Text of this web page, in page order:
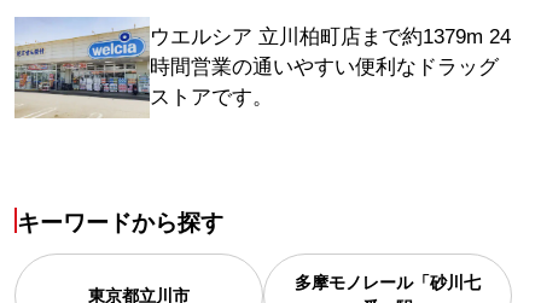
ウエルシア 立川柏町店まで約1379m 24
時間営業の通いやすい便利なドラッグ
ストアです。
キーワードから探す
東京都立川市
多摩モノレール「砂川七